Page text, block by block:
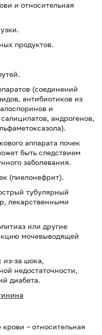
и относительная
продуктов.
(соединений
антибиотиков из
и
андрогенов,
аппарата почек
быть следствием
заболевания.
(пиелонефрит).
тубулярный
лекарственными
или другие
мочевыводящей
из-за шока,
недостаточности,
диабета.
– относительная